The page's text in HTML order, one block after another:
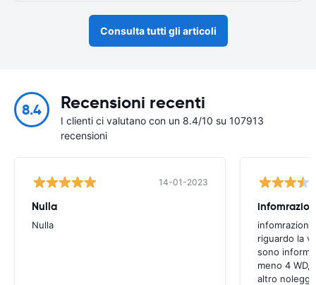
Consulta tutti gli articoli
8.4 Recensioni recenti
I clienti ci valutano con un 8.4/10 su 107913
recensioni
14-01-2023
Nulla
Nulla
infomrazioni
riguardo la
sono
meno 4 WD,
altro